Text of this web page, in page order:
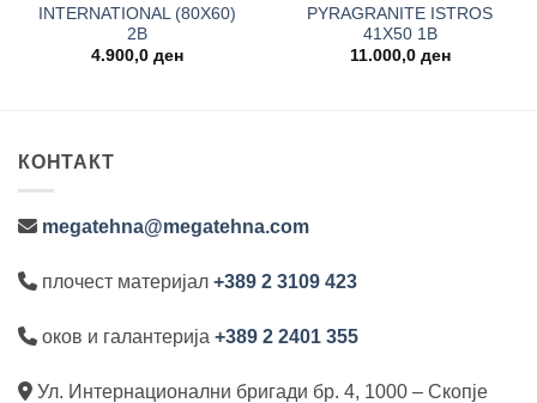
INTERNATIONAL (80X60)
2B
4.900,0 ден
PYRAGRANITE ISTROS
41Χ50 1B
11.000,0 ден
КОНТАКТ
megatehna@megatehna.com
плочест материјал +389 2 3109 423
оков и галантерија +389 2 2401 355
Ул. Интернационални бригади бр. 4, 1000 – Скопје